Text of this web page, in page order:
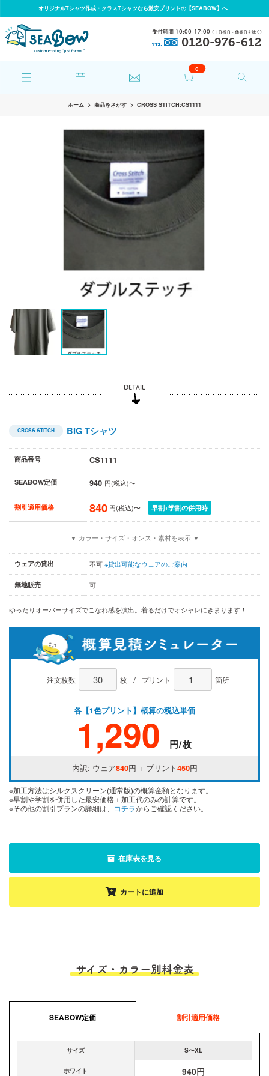
オリジナルTシャツ作成・クラスTシャツなら激安プリントの【SEABOW】へ
0
受付時間 10:00-17:00 (土日祝日・休業日を除く)
TEL 0120-976-612
ホーム 商品をさがす CROSS STITCH:CS1111
CROSS STITCH BIG Tシャツ
商品番号 CS1111
SEABOW定価 940 円(税込)〜
割引適用価格 840 円(税込)〜 早割+学割の併用時
▼ カラー・サイズ・オンス・素材を表示 ▼
ウェアの貸出 不可※貸出可能なウェアのご案内
無地販売 可
ゆったりオーバーサイズでこなれ感を演出。着るだけでオシャレにきまります！
注文枚数 枚 / プリント 箇所
各【1色プリント】概算の税込単価
1,290 円/枚
内訳: ウェア840円 + プリント450円
※加工方法はシルクスクリーン(通常版)の概算金額となります。
※早割や学割を併用した最安価格＋加工代のみの計算です。
※その他の割引プランの詳細は、
コチラからご確認ください。
在庫表を見る
カートに追加
サイズ・カラー別料金表
SEABOW定価 割引適用価格
サイズ S〜XL
ホワイト 940円